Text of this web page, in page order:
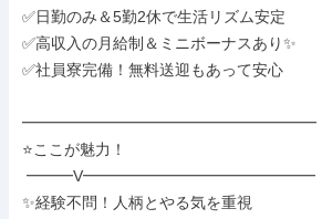
✅日勤のみ＆5勤2休で生活リズム安定
✅高収入の月給制＆ミニボーナスあり✨
✅社員寮完備！無料送迎もあって安心
━━━━━━━━━━━━━━━━━━━
⭐ここが魅力！
✨経験不問！人柄とやる気を重視